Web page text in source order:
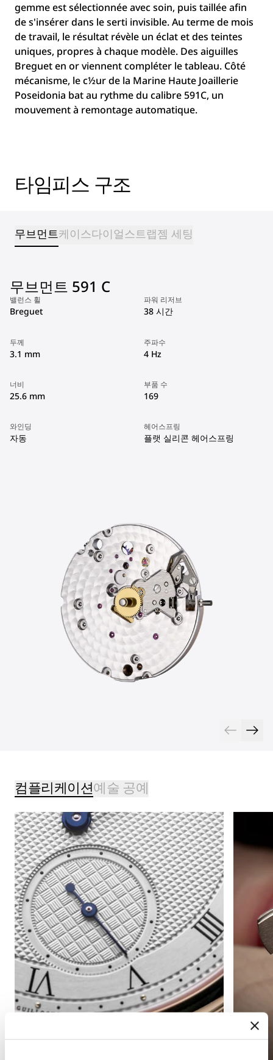
gemme est sélectionnée avec soin, puis taillée afin
de s'insérer dans le serti invisible. Au terme de mois
de travail, le résultat révèle un éclat et des teintes
uniques, propres à chaque modèle. Des aiguilles
Breguet en or viennent compléter le tableau. Côté
mécanisme, le c½ur de la Marine Haute Joaillerie
Poseidonia bat au rythme du calibre 591C, un
mouvement à remontage automatique.
타임피스 구조
무브먼트케이스다이얼스트랩젬 세팅
무브먼트 591 C
밸런스 휠
Breguet
파워 리저브
38 시간
두께
3.1 mm
주파수
4 Hz
너비
25.6 mm
부품 수
169
와인딩
자동
헤어스프링
플랫 실리콘 헤어스프링
컴플리케이션예술 공예